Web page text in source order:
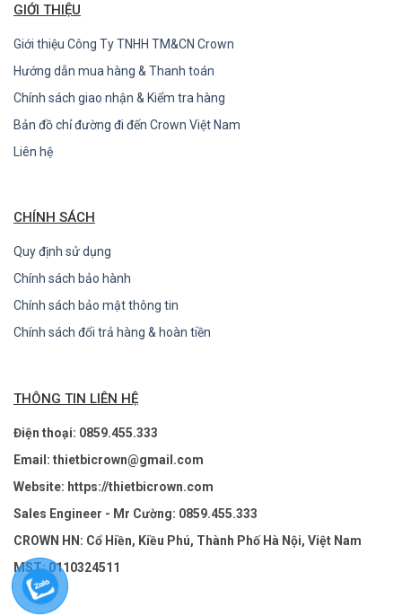
GIỚI THIỆU
Giới thiệu Công Ty TNHH TM&CN Crown
Hướng dẫn mua hàng & Thanh toán
Chính sách giao nhận & Kiểm tra hàng
Bản đồ chỉ đường đi đến Crown Việt Nam
Liên hệ
CHÍNH SÁCH
Quy định sử dụng
Chính sách bảo hành
Chính sách bảo mật thông tin
Chính sách đổi trả hàng & hoàn tiền
THÔNG TIN LIÊN HỆ
Điện thoại: 0859.455.333
Email: thietbicrown@gmail.com
Website: https://thietbicrown.com
Sales Engineer - Mr Cường: 0859.455.333
CROWN HN: Cổ Hiền, Kiều Phú, Thành Phố Hà Nội, Việt Nam
MST: 0110324511